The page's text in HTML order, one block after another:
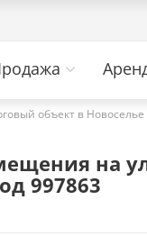
объект в Новоселье
на
997863